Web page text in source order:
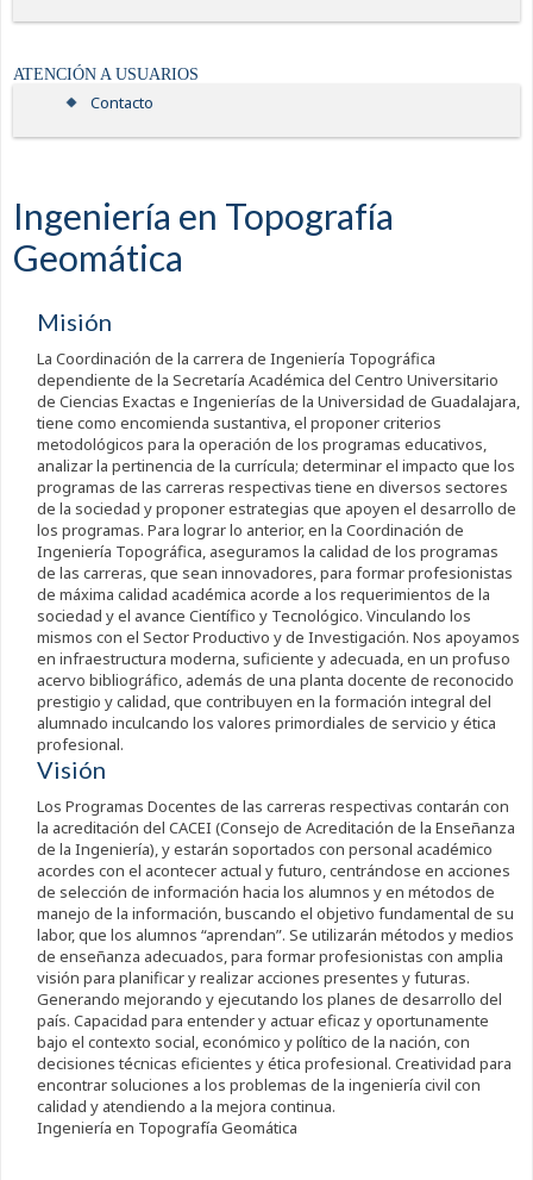
ATENCIÓN A USUARIOS
Contacto
Ingeniería en Topografía
Geomática
Misión
La Coordinación de la carrera de Ingeniería Topográfica
dependiente de la Secretaría Académica del Centro Universitario
de Ciencias Exactas e Ingenierías de la Universidad de Guadalajara,
tiene como encomienda sustantiva, el proponer criterios
metodológicos para la operación de los programas educativos,
analizar la pertinencia de la currícula; determinar el impacto que los
programas de las carreras respectivas tiene en diversos sectores
de la sociedad y proponer estrategias que apoyen el desarrollo de
los programas. Para lograr lo anterior, en la Coordinación de
Ingeniería Topográfica, aseguramos la calidad de los programas
de las carreras, que sean innovadores, para formar profesionistas
de máxima calidad académica acorde a los requerimientos de la
sociedad y el avance Científico y Tecnológico. Vinculando los
mismos con el Sector Productivo y de Investigación. Nos apoyamos
en infraestructura moderna, suficiente y adecuada, en un profuso
acervo bibliográfico, además de una planta docente de reconocido
prestigio y calidad, que contribuyen en la formación integral del
alumnado inculcando los valores primordiales de servicio y ética
profesional.
Visión
Los Programas Docentes de las carreras respectivas contarán con
la acreditación del CACEI (Consejo de Acreditación de la Enseñanza
de la Ingeniería), y estarán soportados con personal académico
acordes con el acontecer actual y futuro, centrándose en acciones
de selección de información hacia los alumnos y en métodos de
manejo de la información, buscando el objetivo fundamental de su
labor, que los alumnos “aprendan”. Se utilizarán métodos y medios
de enseñanza adecuados, para formar profesionistas con amplia
visión para planificar y realizar acciones presentes y futuras.
Generando mejorando y ejecutando los planes de desarrollo del
país. Capacidad para entender y actuar eficaz y oportunamente
bajo el contexto social, económico y político de la nación, con
decisiones técnicas eficientes y ética profesional. Creatividad para
encontrar soluciones a los problemas de la ingeniería civil con
calidad y atendiendo a la mejora continua.
Ingeniería en Topografía Geomática